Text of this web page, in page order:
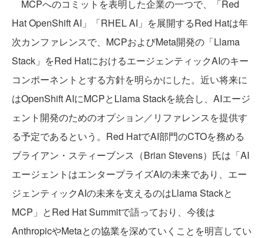
MCPへのコミットを表明した企業の一つで、「Red
Hat OpenShift AI」「RHEL AI」を展開するRed Hatは年
次カンファレンスで、MCPおよびMeta開発の「Llama
Stack」をRed HatにおけるエージェンティックAIのキー
コンポーネントとする方針を明らかにした。近い将来に
はOpenShift AIにMCPとLlama Stackを統合し、AIエージ
ェント開発のためのオプション／リファレンスを提供す
る予定であるという。Red HatでAI部門のCTOを務める
ブライアン・スティーブンス（Brian Stevens）氏は「AI
エージェントはエンタープライズAIの未来であり、エー
ジェンティックAIの未来を支えるのはLlama Stackと
MCP」とRed Hat Summitで語っており、今後は
AnthropicやMetaとの協業を深めていくことを明言してい